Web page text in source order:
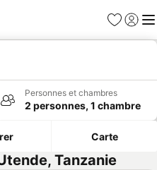
Favoris
Se
Personnes et chambres
2 personnes, 1 chambre
Carte
Tanzanie